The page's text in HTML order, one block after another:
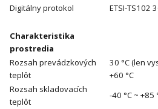
Digitálny protokol
ETSI-TS102
Charakteristika
prostredia
Rozsah prevádzkových
teplôt
30 °C (len
+60 °C
Rozsah skladovacích
teplôt
-40 °C ~ +85